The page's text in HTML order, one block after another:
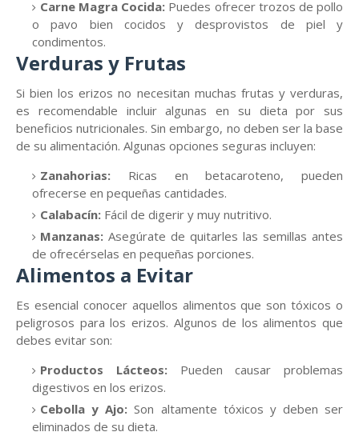
Carne Magra Cocida: Puedes ofrecer trozos de pollo
o pavo bien cocidos y desprovistos de piel y
condimentos.
Verduras y Frutas
Si bien los erizos no necesitan muchas frutas y verduras,
es recomendable incluir algunas en su dieta por sus
beneficios nutricionales. Sin embargo, no deben ser la base
de su alimentación. Algunas opciones seguras incluyen:
Zanahorias: Ricas en betacaroteno, pueden
ofrecerse en pequeñas cantidades.
Calabacín: Fácil de digerir y muy nutritivo.
Manzanas: Asegúrate de quitarles las semillas antes
de ofrecérselas en pequeñas porciones.
Alimentos a Evitar
Es esencial conocer aquellos alimentos que son tóxicos o
peligrosos para los erizos. Algunos de los alimentos que
debes evitar son:
Productos Lácteos:Pueden causar problemas
digestivos en los erizos.
Cebolla y Ajo: Son altamente tóxicos y deben ser
eliminados de su dieta.